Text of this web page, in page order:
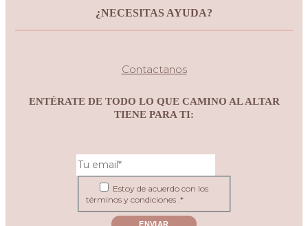
¿NECESITAS AYUDA?
Contactanos
ENTÉRATE DE TODO LO QUE CAMINO AL ALTAR
TIENE PARA TI:
Estoy de acuerdo con los
términos y condiciones .*
ENVIAR